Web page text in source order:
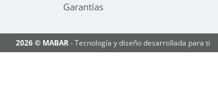
Garantías
2026 © MABAR- Tecnología y diseño desarrollada para ti